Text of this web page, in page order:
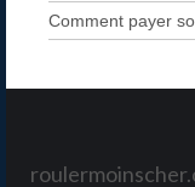
Comment payer